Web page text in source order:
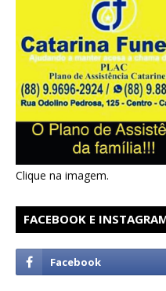
Clique na imagem.
FACEBOOK E